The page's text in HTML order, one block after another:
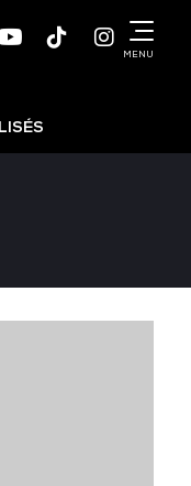
YoutubeTikTok
MENU